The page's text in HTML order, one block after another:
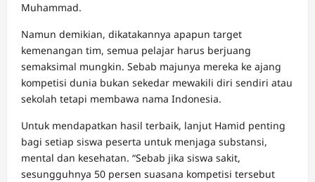
Muhammad.
Namun demikian, dikatakannya apapun target
kemenangan tim, semua pelajar harus berjuang
semaksimal mungkin. Sebab majunya mereka ke ajang
kompetisi dunia bukan sekedar mewakili diri sendiri atau
sekolah tetapi membawa nama Indonesia.
Untuk mendapatkan hasil terbaik, lanjut Hamid penting
bagi setiap siswa peserta untuk menjaga substansi,
mental dan kesehatan. “Sebab jika siswa sakit,
sesungguhnya 50 persen suasana kompetisi tersebut